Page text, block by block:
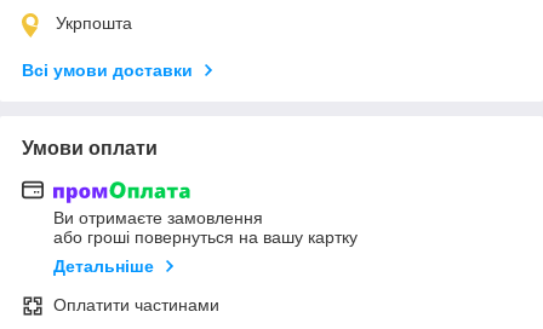
Укрпошта
Всі умови доставки
Умови оплати
Ви отримаєте замовлення
або гроші повернуться на вашу картку
Детальніше
Оплатити частинами